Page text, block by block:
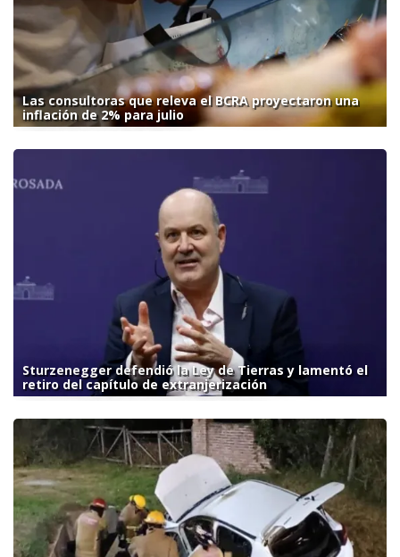
Las consultoras que releva el BCRA proyectaron una
inflación de 2% para julio
Sturzenegger defendió la Ley de Tierras y lamentó el
retiro del capítulo de extranjerización